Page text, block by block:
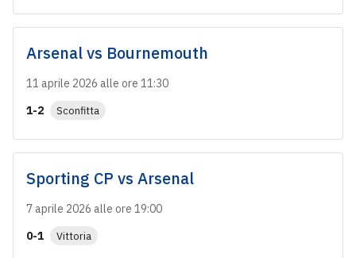
Arsenalvs Bournemouth
11 aprile 2026 alle ore 11:30
1-2
Sconfitta
Sporting CP vs Arsenal
7 aprile 2026 alle ore 19:00
0-1
Vittoria